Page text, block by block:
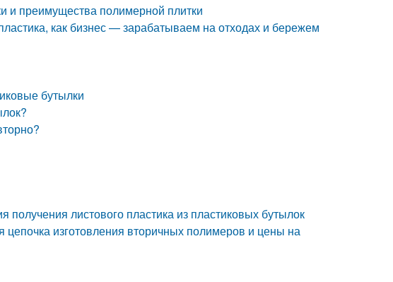
и преимущества полимерной плитки
как бизнес — зарабатываем на отходах и бережем
бутылки
получения листового пластика из пластиковых бутылок
цепочка изготовления вторичных полимеров и цены на